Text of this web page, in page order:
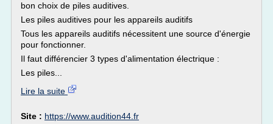
bon choix de piles auditives.
Les piles auditives pour les appareils auditifs
Tous les appareils auditifs nécessitent une source d'énergie
pour fonctionner.
Il faut différencier 3 types d'alimentation électrique :
Les piles...
Lire la suite
Site : https://www.audition44.fr